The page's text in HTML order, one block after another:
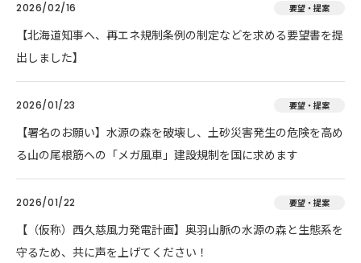
2026/02/16 要望・提案
【北海道知事へ、再エネ規制条例の制定などを求める要望書を提
出しました】
2026/01/23 要望・提案
【署名のお願い】水源の森を破壊し、土砂災害発生の危険を高め
る山の尾根筋への「メガ風車」建設規制を国に求めます
2026/01/22 要望・提案
【（仮称）西久慈風力発電計画】奥羽山脈の水源の森と生態系を
守るため、共に声を上げてください！